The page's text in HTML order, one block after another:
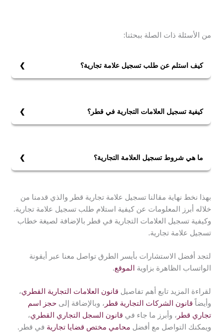
من الأسئلة ذات الصلة ببحثنا:
كيف استلم عن طلب تسجيل علامة تجارية؟
2- أو عبر المبنى الرئيسي للوزارة أو أحد الفروع التابعة لها.
كيفية تسجيل العلامات التجارية في قطر؟
الآتي:
والشروط عليها باللائحة التنفيذية لهذا القانون.
ما هي شروط تسجيل العلامة التجارية؟
2- وأن يكون العمل الذي يراد تسجيله أصليًا وغير مسروقًا.
3- وأن يستوفي العمل الذي يراد تسجيله كافة الشروط
المطلوبة من الجهة المختصة.
بهذا نخط نهاية مقالنا تسجيل علامة تجارية قطر والذي قدمنا من
خلاله أبرز المعلومات عن كيفية استلام طلب تسجيل علامة تجارية.
وكيفية تسجيل العلامات التجارية في قطر بالإضافة لصيغة خطاب
تسجيل علامة تجارية.
لتجد أفضل الاستشارات بأيسر الطرق تواصل معنا عبر أيقونة
الواتساب الظاهرة بزاوية
الموقع.
لقراءة المزيد تابع أهم تفاصيل قانون العلامات التجارية القطري،
وأيضاً قانون الشركات التجارية قطر ، وبالإضافة إلىحجز اسم
تجاري قطر ، وأبرز ما جاء في قانون السجل التجاري القطري،
ويمكنك التواصل مع أفضل محامي مختص قضايا تجارية في قطر.